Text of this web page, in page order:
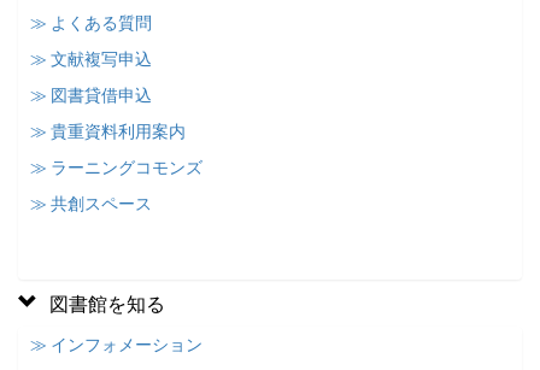
≫ よくある質問
≫ 文献複写申込
≫ 図書貸借申込
≫ 貴重資料利用案内
≫ ラーニングコモンズ
≫ 共創スペース
図書館を知る
≫ インフォメーション